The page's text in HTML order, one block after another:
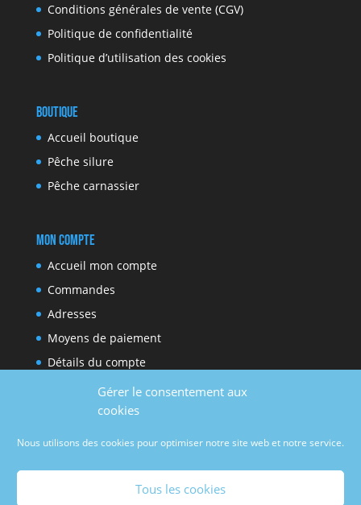
Gérer le consentement aux
cookies
Nous utilisons des cookies pour optimiser notre site web et notre service.
Tous les cookies
Conditions générales de vente (CGV)
Politique de confidentialité
Politique d’utilisation des cookies
Boutique
Accueil boutique
Pêche silure
Pêche carnassier
Mon compte
Accueil mon compte
Commandes
Adresses
Moyens de paiement
Détails du compte
Réseaux sociaux
Facebook Youtube